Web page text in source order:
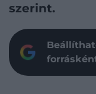
szerint.